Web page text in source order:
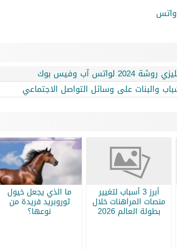
آب وفيس بوك
والبنات على وسائل التواصل الاجتماعي
أبرز 3 أسباب لتغيير
منصات المراهنات خلال
بطولة العالم 2026
ما الذي يجعل خيول
ثوروبريد فريدة من
نوعها؟